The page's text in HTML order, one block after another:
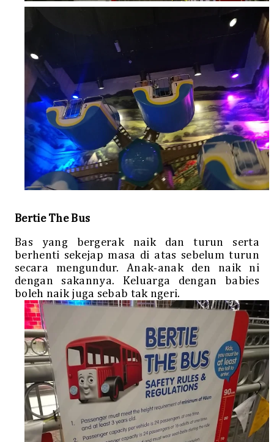
Bertie The Bus
Bas yang bergerak naik dan turun serta
berhenti sekejap masa di atas sebelum turun
secara mengundur. Anak-anak den naik ni
dengan sakannya. Keluarga dengan babies
boleh naik juga sebab tak ngeri.